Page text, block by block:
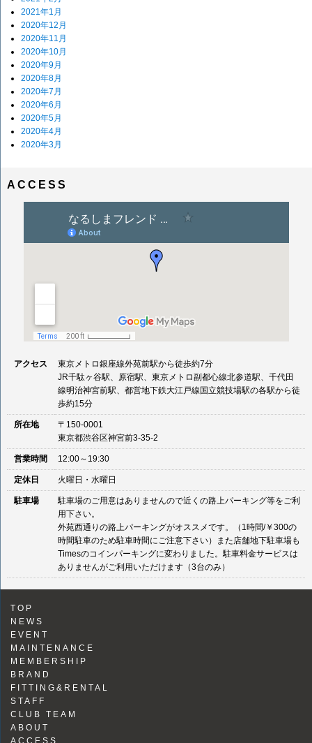
2021年1月
2020年12月
2020年11月
2020年10月
2020年9月
2020年8月
2020年7月
2020年6月
2020年5月
2020年4月
2020年3月
ACCESS
アクセス
東京メトロ銀座線外苑前駅から徒歩約7分
JR千駄ヶ谷駅、原宿駅、東京メトロ副都心線北参道駅、千代田
線明治神宮前駅、都営地下鉄大江戸線国立競技場駅の各駅から徒
歩約15分
所在地
〒150-0001
東京都渋谷区神宮前3-35-2
営業時間 12:00～19:30
定休日 火曜日・水曜日
駐車場
駐車場のご用意はありませんので近くの路上パーキング等をご利
用下さい。
外苑西通りの路上パーキングがオススメです。（1時間/￥300の
時間駐車のため駐車時間にご注意下さい）また店舗地下駐車場も
Timesのコインパーキングに変わりました。駐車料金サービスは
ありませんがご利用いただけます（3台のみ）
TOP
NEWS
EVENT
MAINTENANCE
MEMBERSHIP
BRAND
FITTING&RENTAL
STAFF
CLUB TEAM
ABOUT
ACCESS